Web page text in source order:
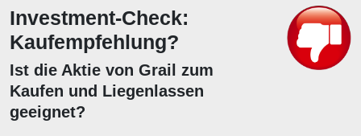
Investment-Check:
Kaufempfehlung?
Ist die Aktie von Grail zum
Kaufen und Liegenlassen
geeignet?